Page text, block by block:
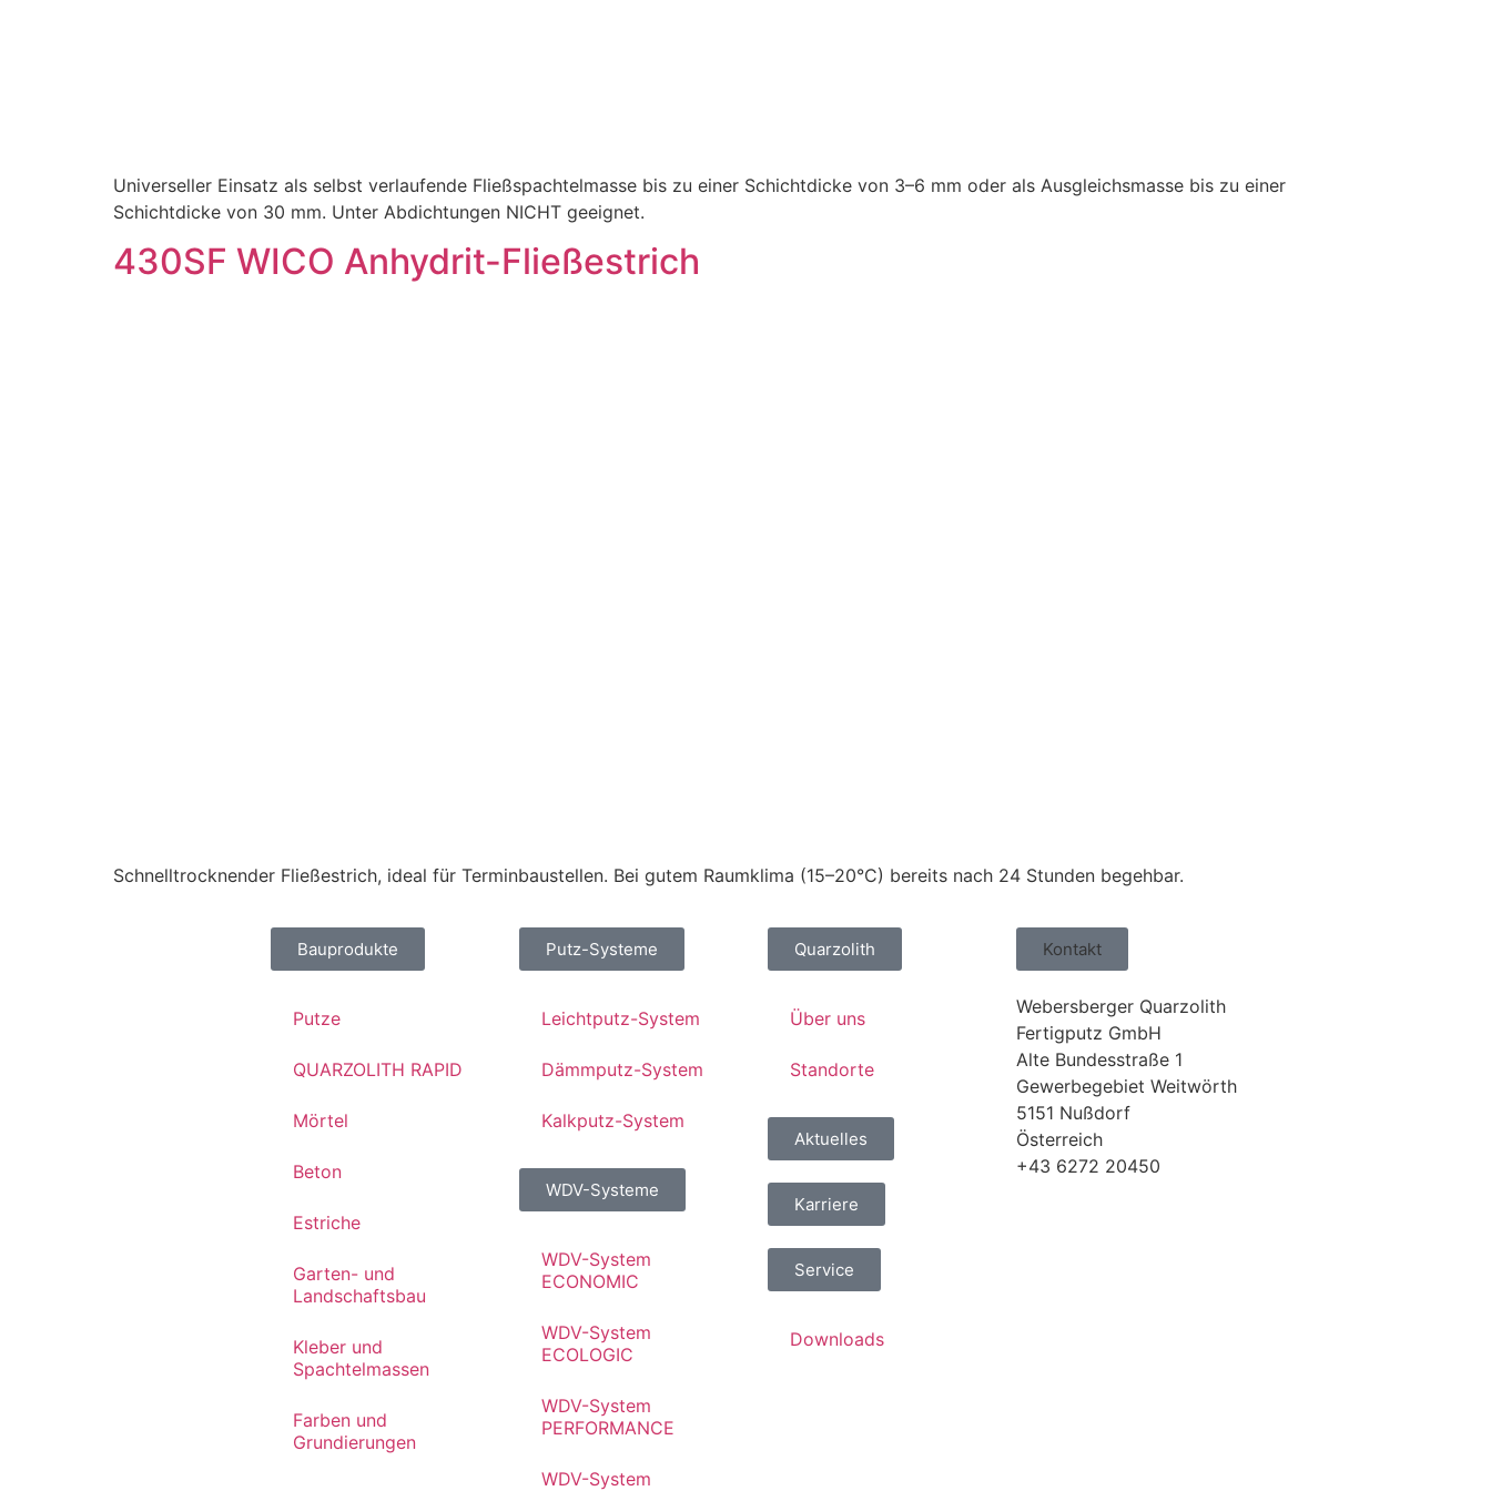
Universeller Einsatz als selbst verlaufende Fließspachtelmasse bis zu einer Schichtdicke von 3–6 mm oder als Ausgleichsmasse bis zu einer
Schichtdicke von 30 mm. Unter Abdichtungen NICHT geeignet.
430SF WICO Anhydrit-Fließestrich
Schnelltrocknender Fließestrich, ideal für Terminbaustellen. Bei gutem Raumklima (15–20°C) bereits nach 24 Stunden begehbar.
Bauprodukte
Putze
QUARZOLITH RAPID
Mörtel
Beton
Estriche
Garten- und
Landschaftsbau
Kleber und
Spachtelmassen
Farben und
Grundierungen
Putz-Systeme
Leichtputz-System
Dämmputz-System
Kalkputz-System
WDV-Systeme
WDV-System
ECONOMIC
WDV-System
ECOLOGIC
WDV-System
PERFORMANCE
WDV-System
Quarzolith
Über uns
Standorte
Aktuelles
Karriere
Service
Downloads
Kontakt
Webersberger Quarzolith
Fertigputz GmbH
Alte Bundesstraße 1
Gewerbegebiet Weitwörth
5151 Nußdorf
Österreich
+43 6272 20450